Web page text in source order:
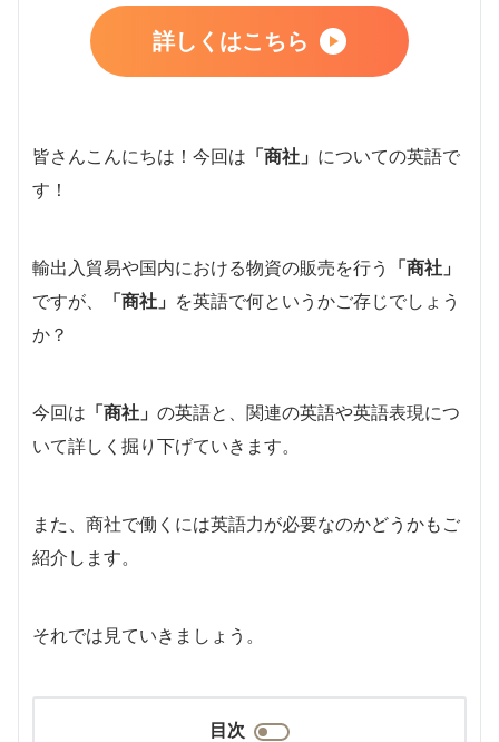
詳しくはこちら
皆さんこんにちは！今回は 「商社」 についての英語で
す！
輸出入貿易や国内における物資の販売を行う
「商社」
ですが、
「商社」 を英語で何というかご存じでしょう
か？
今回は 「商社」 の英語と、関連の英語や英語表現につ
いて詳しく掘り下げていきます。
また、商社で働くには英語力が必要なのかどうかもご
紹介します。
それでは見ていきましょう。
目次